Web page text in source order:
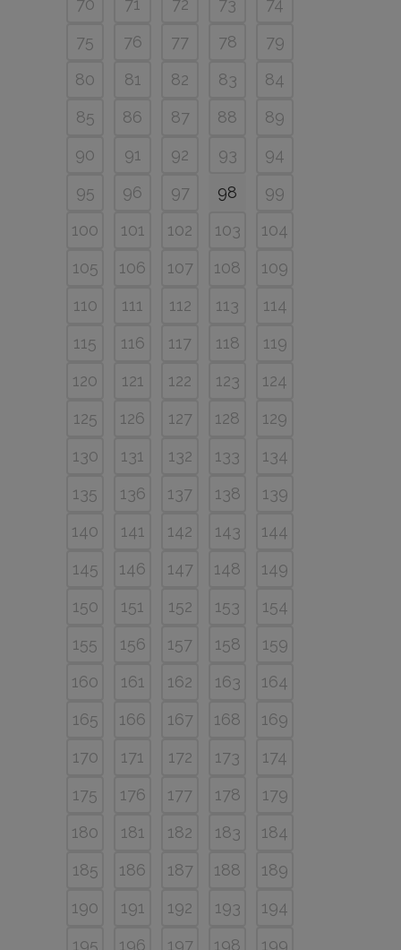
75
76 77 78
79
80
81 82 83
84
85
86 87 88
89
90
91 92 93
94
95
96 97 98
99
100
101 102 103
104
105
106 107 108
109
110
111 112 113
114
115
116 117 118
119
120
121 122 123
124
125
126 127 128
129
130
131 132 133
134
135
136 137 138
139
140
141 142 143
144
145
146 147 148
149
150
151 152 153
154
155
156 157 158
159
160
161 162 163
164
165
166 167 168
169
170
171 172 173
174
175
176 177 178
179
180
181 182 183
184
185
186 187 188
189
190
191 192 193
194
195
196 197 198
199